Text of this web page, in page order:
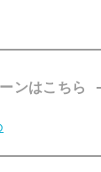
ンはこちら